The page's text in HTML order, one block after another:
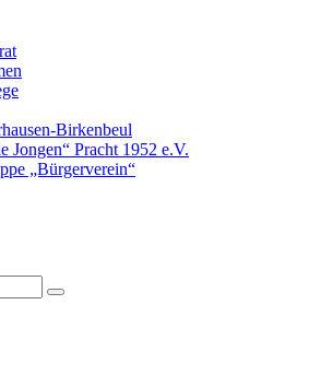
Birkenbeul
Jongen“ Pracht 1952 e.V.
„Bürgerverein“